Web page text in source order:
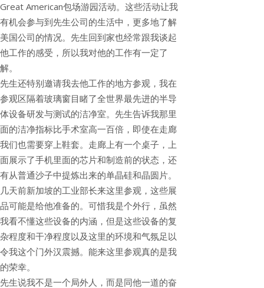
Great American包场游园活动。这些活动让我
有机会参与到先生公司的生活中，更多地了解
美国公司的情况。先生回到家也经常跟我谈起
他工作的感受，所以我对他的工作有一定了
解。
先生还特别邀请我去他工作的地方参观，我在
参观区隔着玻璃窗目睹了全世界最先进的半导
体设备研发与测试的洁净室。先生告诉我那里
面的洁净指标比手术室高一百倍，即使在走廊
我们也需要穿上鞋套。走廊上有一个桌子，上
面展示了手机里面的芯片和制造前的状态，还
有从普通沙子中提炼出来的单晶硅和晶圆片。
几天前新加坡的工业部长来这里参观，这些展
品可能是给他准备的。可惜我是个外行，虽然
我看不懂这些设备的内涵，但是这些设备的复
杂程度和干净程度以及这里的环境和气氛足以
令我这个门外汉震撼。能来这里参观真的是我
的荣幸。
先生说我不是一个局外人，而是同他一道的奋